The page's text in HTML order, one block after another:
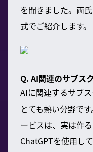
を聞きました。両
式でご紹介します。
Q. AI関連のサブス
AIに関連するサブ
とても熱い分野で
ービスは、実は作
ChatGPTを使用し